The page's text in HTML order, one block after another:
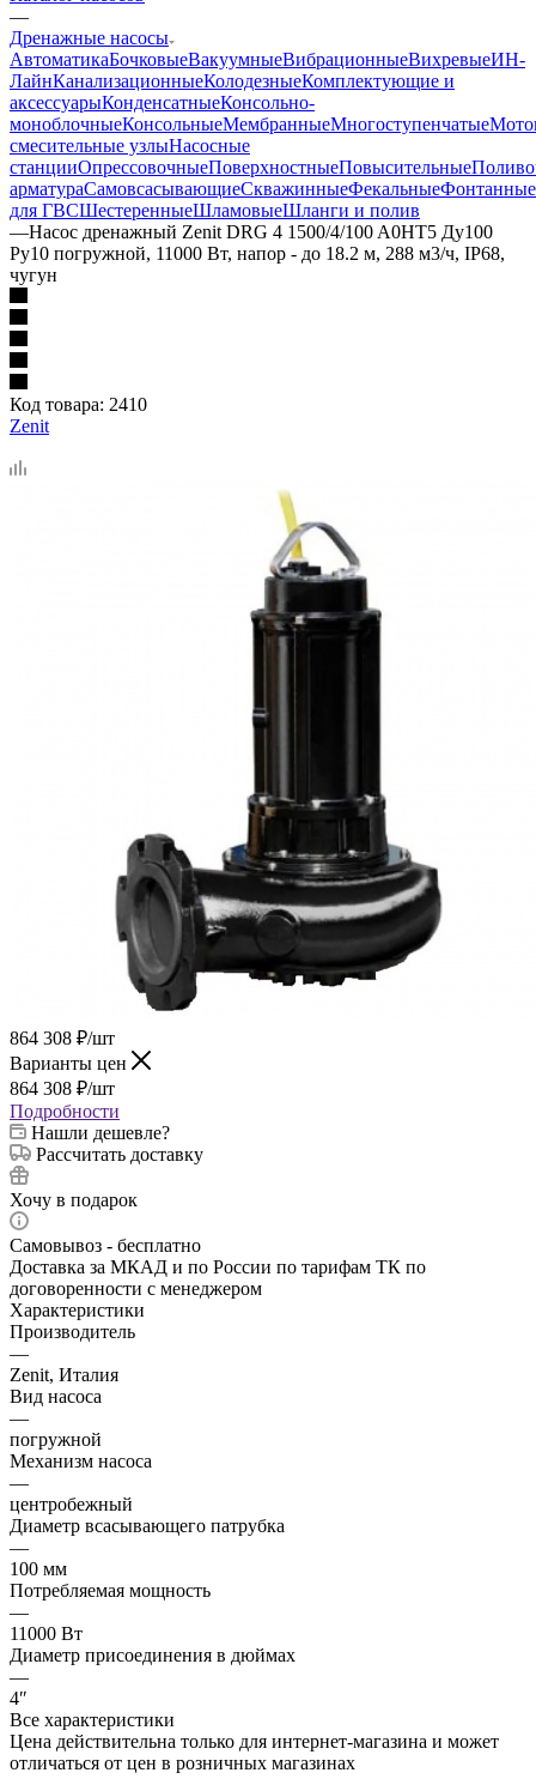
—
Дренажные насосы
АвтоматикаБочковыеВакуумныеВибрационныеВихревыеИН-
ЛайнКанализационныеКолодезныеКомплектующие и
аксессуарыКонденсатныеКонсольно-
моноблочныеКонсольныеМембранныеМногоступенчатые
смесительные узлыНасосные
станцииОпрессовочныеПоверхностныеПовысительные
арматураСамовсасывающиеСкважинныеФекальныеФонтанные
для ГВСШестеренныеШламовыеШланги и полив
—Насос дренажный Zenit DRG 4 1500/4/100 A0HT5 Ду100
Ру10 погружной, 11000 Вт, напор - до 18.2 м, 288 м3/ч, IP68,
чугун
Код товара: 2410
Zenit
864 308 ₽/шт
Варианты цен
864 308 ₽/шт
Подробности
Нашли дешевле?
Рассчитать доставку
Хочу в подарок
Самовывоз - бесплатно
Доставка за МКАД и по России по тарифам ТК по
договоренности с менеджером
Характеристики
Производитель
—
Zenit, Италия
Вид насоса
—
погружной
Механизм насоса
—
центробежный
Диаметр всасывающего патрубка
—
100 мм
Потребляемая мощность
—
11000 Вт
Диаметр присоединения в дюймах
—
4″
Все характеристики
Цена действительна только для интернет-магазина и может
отличаться от цен в розничных магазинах